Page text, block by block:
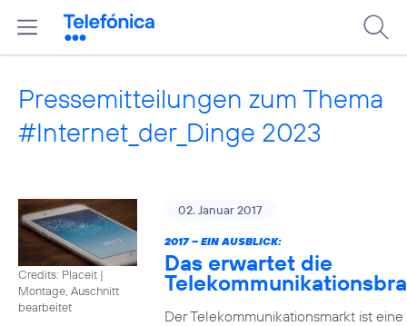
Pressemitteilungen zum Thema
#Internet_der_Dinge 2023
Credits: Placeit |
Montage, Auschnitt
bearbeitet
02. Januar 2017
2017 – EIN AUSBLICK:
Das erwartet die
Der Telekommunikationsmarkt ist eine